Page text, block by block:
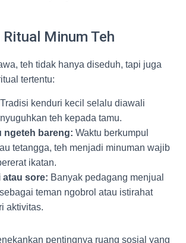
Minum Teh
teh tidak hanya diseduh, tapi juga
tertentu:
Tradisi kenduri kecil selalu diawali
teh kepada tamu.
ngeteh bareng: Waktu berkumpul
tetangga, teh menjadi minuman wajib
ikatan.
atau sore: Banyak pedagang menjual
teman ngobrol atau istirahat
aktivitas.
pentingnya ruang sosial yang